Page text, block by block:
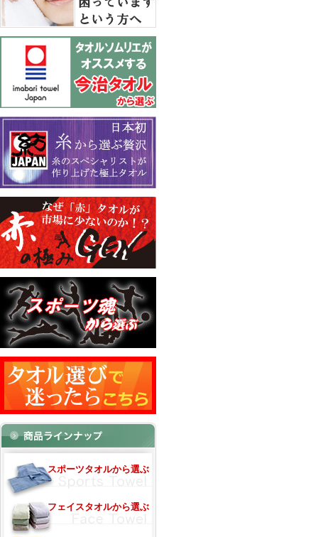
スポーツタオルから選ぶ
フェイスタオルから選ぶ